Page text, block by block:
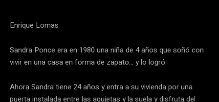
Enrique Lomas
Sandra Ponce era en 1980 una niña de 4 años que soñó con
vivir en una casa en forma de zapato… y lo logró.
Ahora Sandra tiene 24 años y entra a su vivienda por una
puerta instalada entre las agujetas y la suela y disfruta del